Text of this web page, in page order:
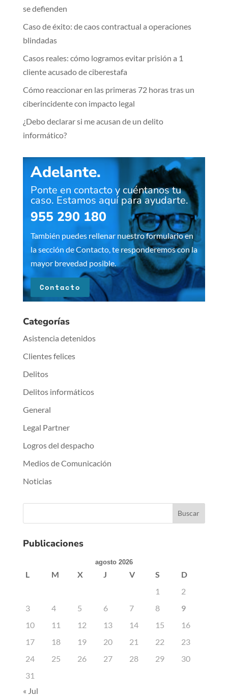
se defienden
Caso de éxito: de caos contractual a operaciones
blindadas
Casos reales: cómo logramos evitar prisión a 1
cliente acusado de ciberestafa
Cómo reaccionar en las primeras 72 horas tras un
ciberincidente con impacto legal
¿Debo declarar si me acusan de un delito
informático?
Adelante.
Ponte en contacto y cuéntanos tu
caso. Estamos aquí para ayudarte.
955 290 180
También puedes rellenar nuestro formulario en
la sección de Contacto, te responderemos con la
mayor brevedad posible.
Contacto
Categorías
Asistencia detenidos
Clientes felices
Delitos
Delitos informáticos
General
Legal Partner
Logros del despacho
Medios de Comunicación
Noticias
Publicaciones
agosto 2026
L M X J V S
D
1
2
3
4 5 6 7 8
9
10
11 12 13 14 15
16
17
18 19 20 21 22
23
24
25 26 27 28 29
30
31
« Jul